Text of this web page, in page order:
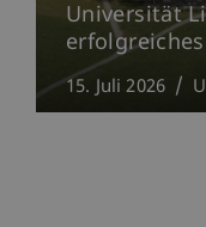
Universität
15. Juli 2026